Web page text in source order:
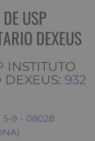
USP
DEXEUS
INSTITUTO
DEXEUS: 932
5-9 - 08028